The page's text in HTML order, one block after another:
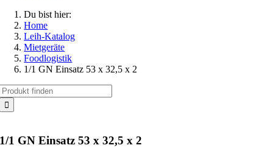
Du bist hier:
Home
Leih-Katalog
Mietgeräte
Foodlogistik
1/1 GN Einsatz 53 x 32,5 x 2
1/1 GN Einsatz 53 x 32,5 x 2